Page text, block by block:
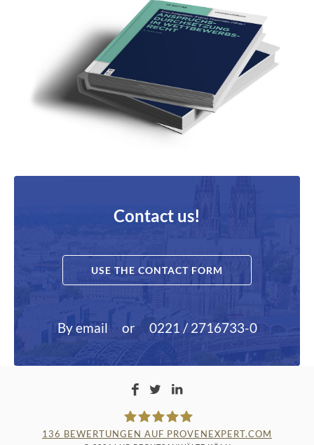
Contact us!
USE THE CONTACT FORM
By email or 0221 / 2716733-0
136 BEWERTUNGEN AUF PROVENEXPERT.COM